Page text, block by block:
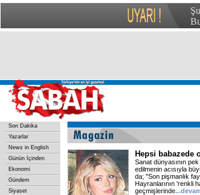
Son Dakika
Yazarlar
News in English
Günün İçinden
Ekonomi
Gündem
Siyaset
Hepsi babazede
Sanat dünyasının
edilmenin acısıyla
da; "Son pişmanlık
Hayranlarının 'renkli
geçmişlerinde